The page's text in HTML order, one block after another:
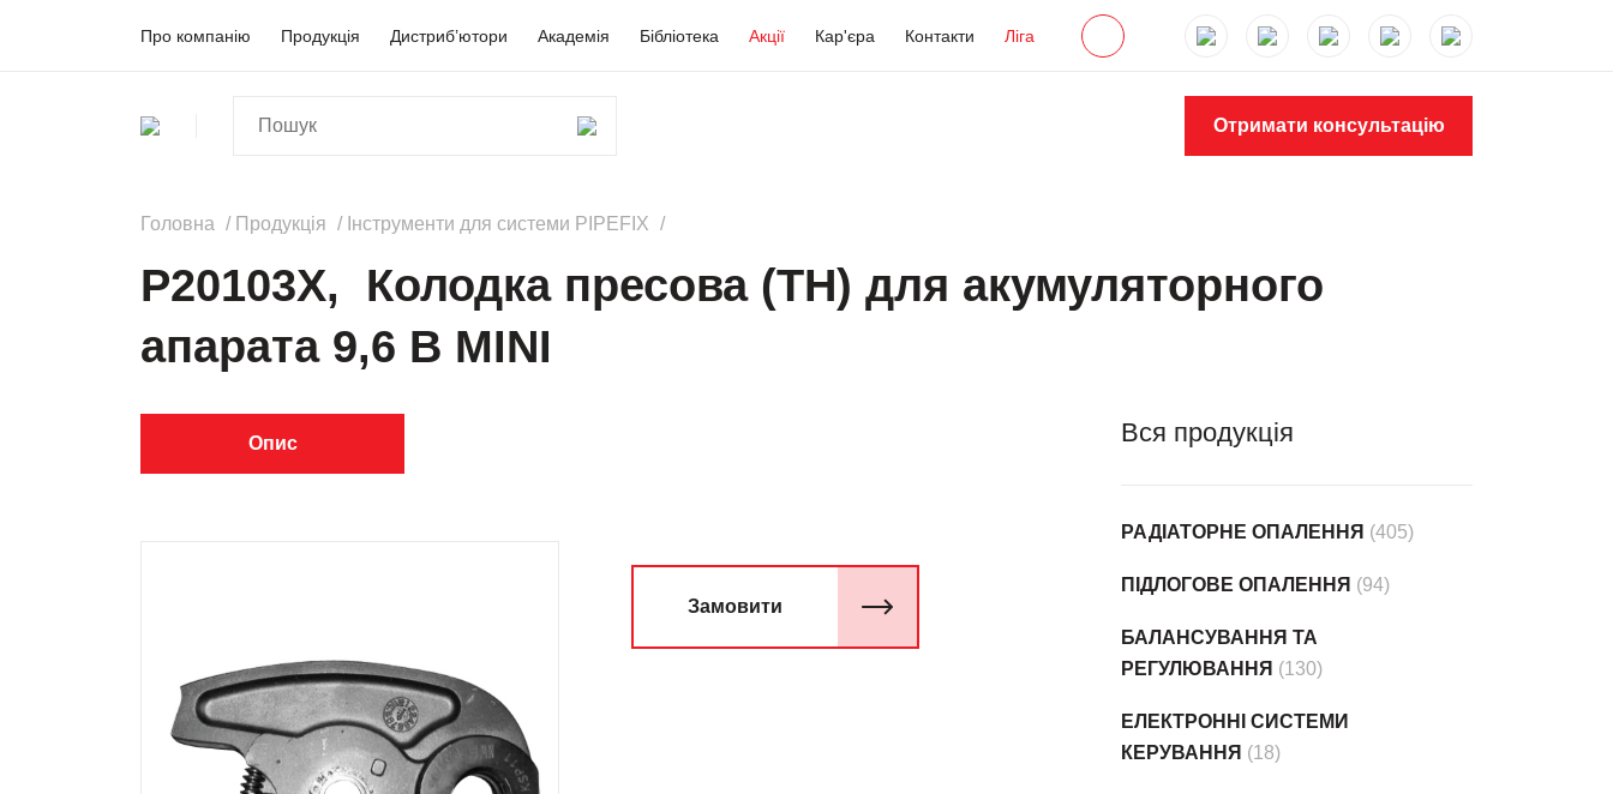
Про компанію Продукція Дистриб’ютори Академія Бібліотека Акції Кар'єра Контакти Ліга
Отримати консультацію
Головна Продукція Інструменти для системи PIPEFIX
P20103X, Колодка пресова (TH) для акумуляторного
апарата 9,6 В MINI
Опис
Замовити
Вся продукція
РАДІАТОРНЕ ОПАЛЕННЯ (405)
ПІДЛОГОВЕ ОПАЛЕННЯ (94)
БАЛАНСУВАННЯ ТА
РЕГУЛЮВАННЯ (130)
ЕЛЕКТРОННІ СИСТЕМИ
КЕРУВАННЯ (18)